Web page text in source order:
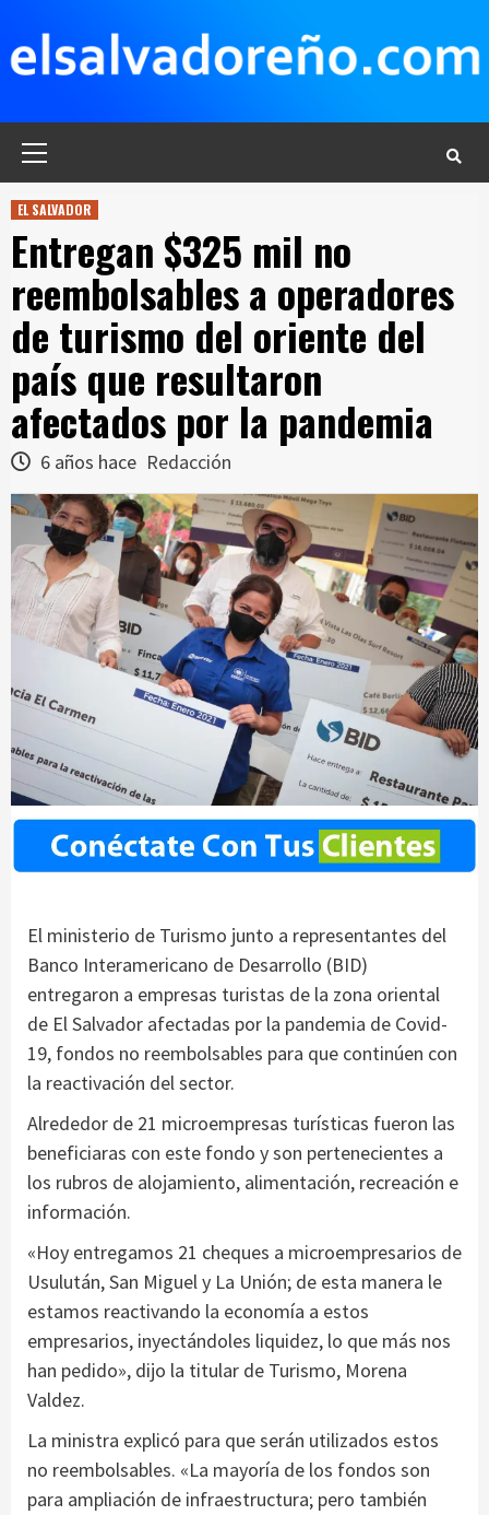
contenido
EL SALVADOR
Entregan $325 mil no
reembolsables a operadores
de turismo del oriente del
país que resultaron
afectados por la pandemia
6 años hace Redacción
El ministerio de Turismo junto a representantes del
Banco Interamericano de Desarrollo (BID)
entregaron a empresas turistas de la zona oriental
de El Salvador afectadas por la pandemia de Covid-
19, fondos no reembolsables para que continúen con
la reactivación del sector.
Alrededor de 21 microempresas turísticas fueron las
beneficiaras con este fondo y son pertenecientes a
los rubros de alojamiento, alimentación, recreación e
información.
«Hoy entregamos 21 cheques a microempresarios de
Usulután, San Miguel y La Unión; de esta manera le
estamos reactivando la economía a estos
empresarios, inyectándoles liquidez, lo que más nos
han pedido», dijo la titular de Turismo, Morena
Valdez.
La ministra explicó para que serán utilizados estos
no reembolsables. «La mayoría de los fondos son
para ampliación de infraestructura; pero también